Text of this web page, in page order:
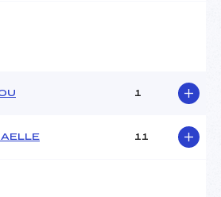
1
11